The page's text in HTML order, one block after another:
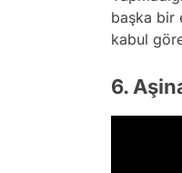
başka bir
kabul
6.